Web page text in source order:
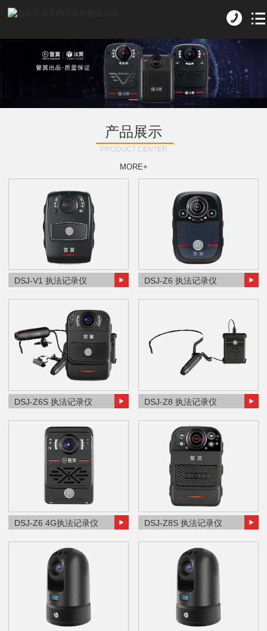
产品展示
PRODUCT CENTER
MORE+
DSJ-V1 执法记录仪 DSJ-Z6 执法记录仪
DSJ-Z6S 执法记录仪 DSJ-Z8 执法记录仪
DSJ-Z6 4G执法记录仪 DSJ-Z8S 执法记录仪